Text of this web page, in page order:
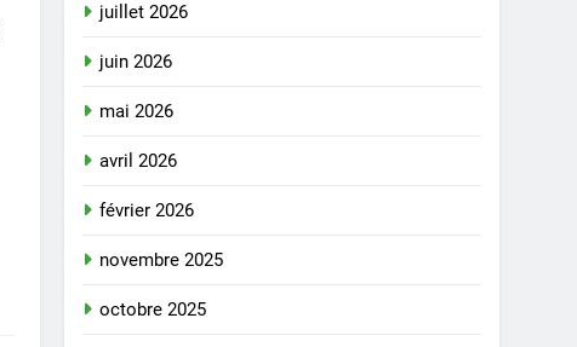
juillet 2026
juin 2026
mai 2026
avril 2026
février 2026
novembre 2025
octobre 2025